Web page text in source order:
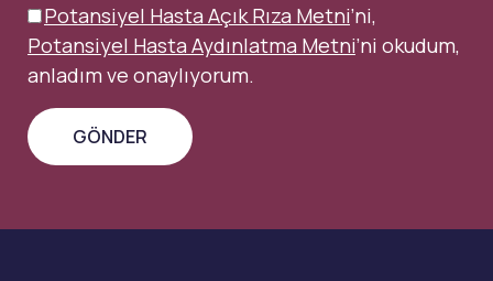
Potansiyel Hasta Açık Rıza Metni’ni,
Potansiyel Hasta Aydınlatma Metni’ni okudum,
anladım ve onaylıyorum.